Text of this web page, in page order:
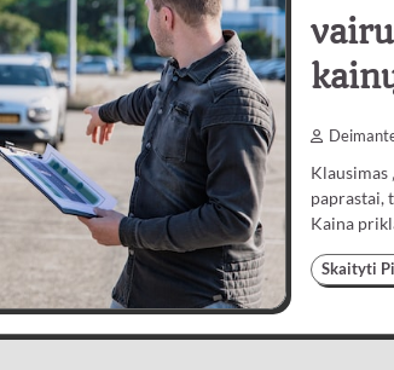
Klausimas
paprastai,
Kaina
Skaityti